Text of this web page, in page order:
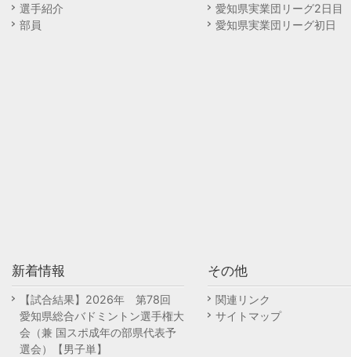
選手紹介
部員
愛知県実業団リーグ2日目
愛知県実業団リーグ初日
新着情報
【試合結果】2026年 第78回
愛知県総合バドミントン選手権大
会（兼 国スポ成年の部県代表予
選会）【男子単】
その他
関連リンク
サイトマップ